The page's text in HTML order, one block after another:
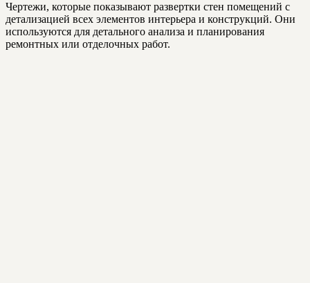
Чертежи, которые показывают развертки стен помещений с
детализацией всех элементов интерьера и конструкций. Они
используются для детального анализа и планирования
ремонтных или отделочных работ.